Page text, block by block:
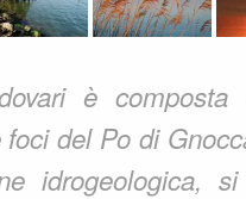
è
foci del Po di
idrogeologica,